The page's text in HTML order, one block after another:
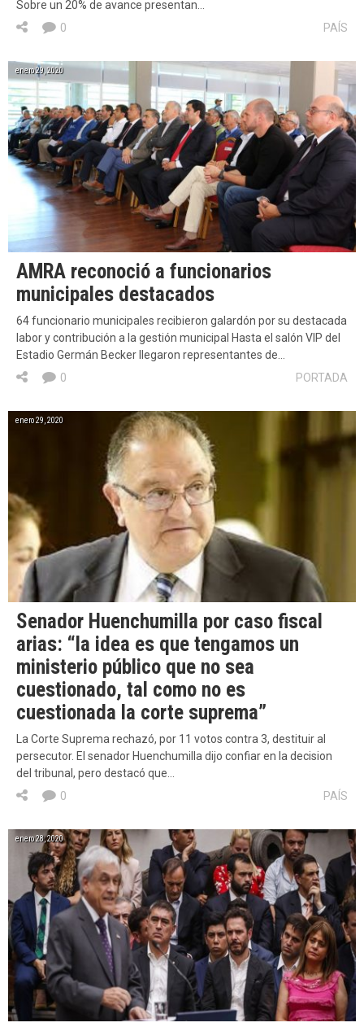
Sobre un 20% de avance presentan…
PAÍS
0
enero 29, 2020
AMRA reconoció a funcionarios
municipales destacados
64 funcionario municipales recibieron galardón por su destacada
labor y contribución a la gestión municipal Hasta el salón VIP del
Estadio Germán Becker llegaron representantes de…
PORTADA
0
enero 29, 2020
Senador Huenchumilla por caso fiscal
arias: “la idea es que tengamos un
ministerio público que no sea
cuestionado, tal como no es
cuestionada la corte suprema”
La Corte Suprema rechazó, por 11 votos contra 3, destituir al
persecutor. El senador Huenchumilla dijo confiar en la decision
del tribunal, pero destacó que…
PAÍS
0
enero 28, 2020